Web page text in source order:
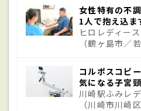
る。
「エストロゲン」と「
いう2つの女性ホルモ
女性特有の不
1人で抱え込ま
ヒロレディー
（鶴ヶ島市／
コルポスコピ
気になる子宮
川崎駅ふみレ
（川崎市川崎